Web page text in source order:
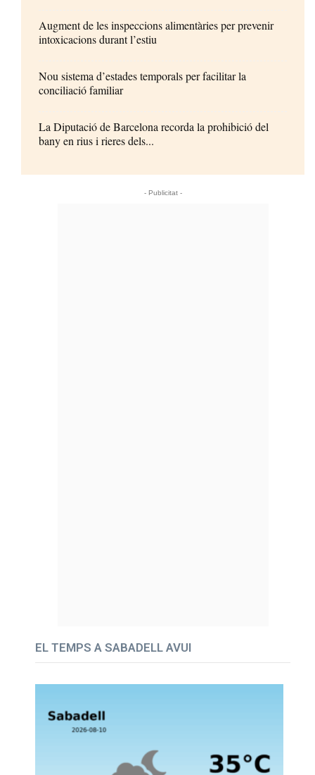
Augment de les inspeccions alimentàries per prevenir
intoxicacions durant l’estiu
Nou sistema d’estades temporals per facilitar la
conciliació familiar
La Diputació de Barcelona recorda la prohibició del
bany en rius i rieres dels...
- Publicitat -
EL TEMPS A SABADELL AVUI